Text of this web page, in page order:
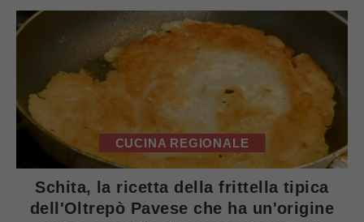
CUCINA REGIONALE
Schita, la ricetta della frittella tipica
dell'Oltrepò Pavese che ha un'origine